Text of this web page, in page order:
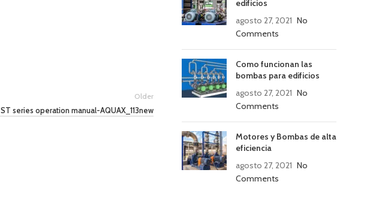
Older
ST series operation manual-AQUAX_113new
edificios
agosto 27, 2021 No
Comments
Como funcionan las
bombas para edificios
agosto 27, 2021 No
Comments
Motores y Bombas de alta
eficiencia
agosto 27, 2021 No
Comments